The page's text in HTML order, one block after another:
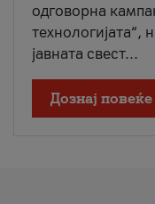
одговорна
технологијата“,
јавната свест...
Дознај повеќе